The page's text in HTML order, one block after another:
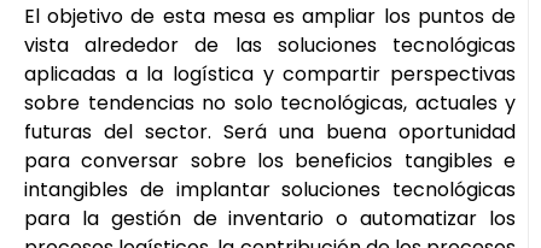
El objetivo de esta mesa es ampliar los puntos de
vista alrededor de las soluciones tecnológicas
aplicadas a la logística y compartir perspectivas
sobre tendencias no solo tecnológicas, actuales y
futuras del sector. Será una buena oportunidad
para conversar sobre los beneficios tangibles e
intangibles de implantar soluciones tecnológicas
para la gestión de inventario o automatizar los